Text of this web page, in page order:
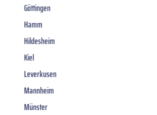
Göttingen
Hamm
Hildesheim
Kiel
Leverkusen
Mannheim
Münster